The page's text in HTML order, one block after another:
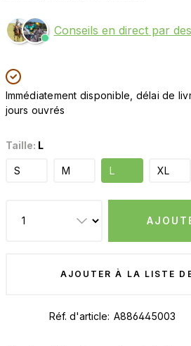
Conseils en direct par
Immédiatement disponible, délai de
jours ouvrés
Taille: L
S M L XL
AJOUTER À LA LISTE
Réf. d'article: